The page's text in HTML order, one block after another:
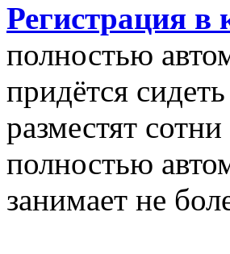
Регистрация в
полностью
придётся
разместят
полностью
занимает не